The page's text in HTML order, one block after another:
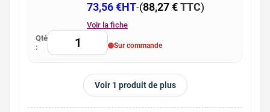
73,56 €HT-(88,27 €TTC)
Voir la fiche
Qté
:
Sur commande
Voir 1 produit de plus